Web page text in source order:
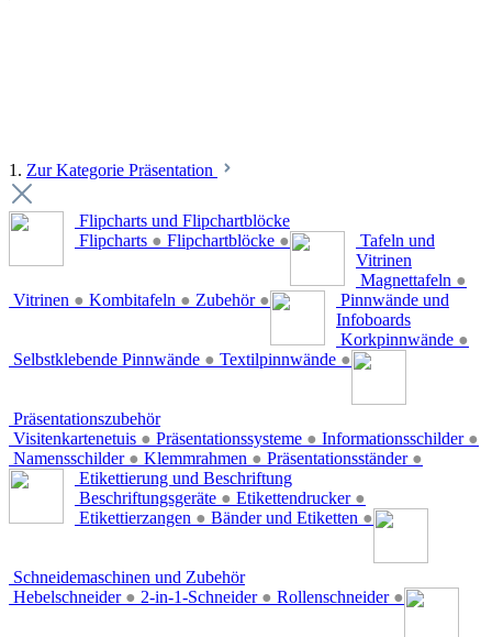
1. Zur Kategorie Präsentation
Flipcharts und Flipchartblöcke
Flipcharts ● Flipchartblöcke ●
Tafeln und
Vitrinen
Magnettafeln ●
Vitrinen ● Kombitafeln ● Zubehör ●
Pinnwände und
Infoboards
Korkpinnwände ●
Selbstklebende Pinnwände ● Textilpinnwände ●
Präsentationszubehör
Visitenkartenetuis ● Präsentationssysteme ● Informationsschilder ●
Namensschilder ● Klemmrahmen ● Präsentationsständer ●
Etikettierung und Beschriftung
Beschriftungsgeräte ● Etikettendrucker ●
Etikettierzangen ● Bänder und Etiketten ●
Schneidemaschinen und Zubehör
Hebelschneider ● 2-in-1-Schneider ● Rollenschneider ●